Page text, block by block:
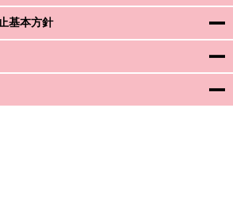
基本方針